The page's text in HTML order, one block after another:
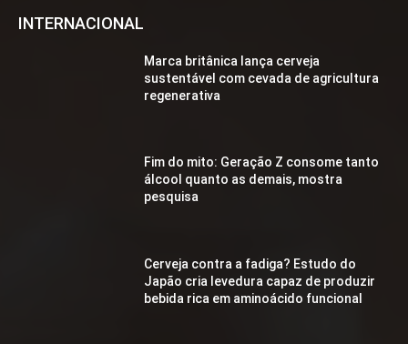
INTERNACIONAL
Marca britânica lança cerveja
sustentável com cevada de agricultura
regenerativa
Fim do mito: Geração Z consome tanto
álcool quanto as demais, mostra
pesquisa
Cerveja contra a fadiga? Estudo do
Japão cria levedura capaz de produzir
bebida rica em aminoácido funcional